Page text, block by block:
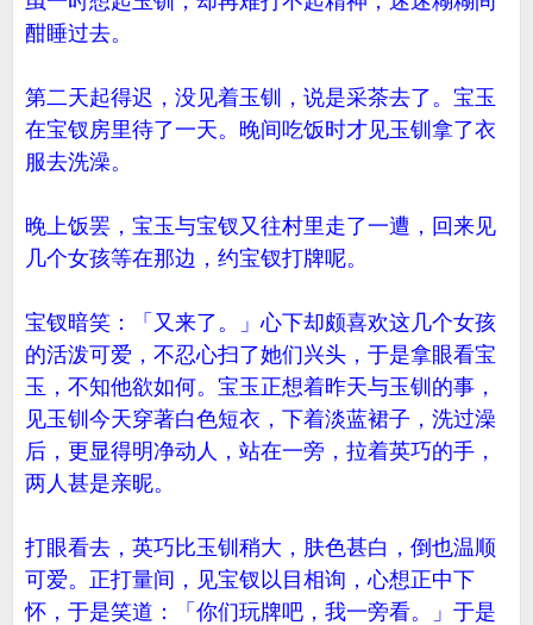
酣睡过去。
第二天起得迟，没见着玉钏，说是采茶去了。宝玉
在宝钗房里待了一天。晚间吃饭时才见玉钏拿了衣
服去洗澡。
晚上饭罢，宝玉与宝钗又往村里走了一遭，回来见
几个女孩等在那边，约宝钗打牌呢。
宝钗暗笑：「又来了。」心下却颇喜欢这几个女孩
的活泼可爱，不忍心扫了她们兴头，于是拿眼看宝
玉，不知他欲如何。宝玉正想着昨天与玉钏的事，
见玉钏今天穿著白色短衣，下着淡蓝裙子，洗过澡
后，更显得明净动人，站在一旁，拉着英巧的手，
两人甚是亲昵。
打眼看去，英巧比玉钏稍大，肤色甚白，倒也温顺
可爱。正打量间，见宝钗以目相询，心想正中下
怀，于是笑道：「你们玩牌吧，我一旁看。」于是